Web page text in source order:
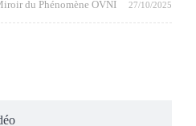
du Phénomène OVNI 27/10/2025